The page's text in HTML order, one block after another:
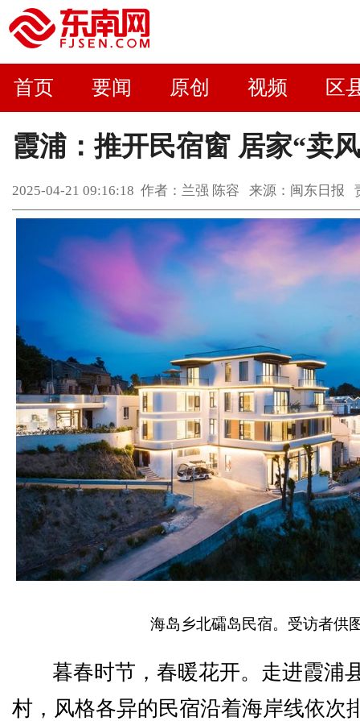
首页 要闻 原创 视频 区
霞浦：推开民宿窗 居家“卖
2025-04-21 09:16:18 作者：兰强 陈容 来源：闽东日报
海岛乡北礵岛民宿。受访者供
暮春时节，春暖花开。走进霞浦
村，风格各异的民宿沿着海岸线依次